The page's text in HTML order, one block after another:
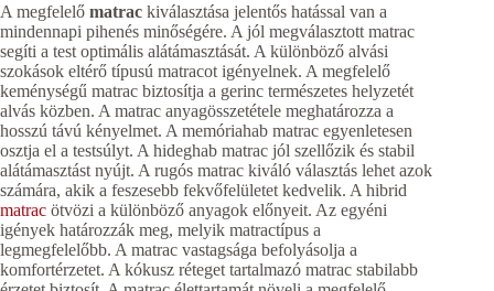
A megfelelő matrac kiválasztása jelentős hatással van a
mindennapi pihenés minőségére. A jól megválasztott matrac
segíti a test optimális alátámasztását. A különböző alvási
szokások eltérő típusú matracot igényelnek. A megfelelő
keménységű matrac biztosítja a gerinc természetes helyzetét
alvás közben. A matrac anyagösszetétele meghatározza a
hosszú távú kényelmet. A memóriahab matrac egyenletesen
osztja el a testsúlyt. A hideghab matrac jól szellőzik és stabil
alátámasztást nyújt. A rugós matrac kiváló választás lehet azok
számára, akik a feszesebb fekvőfelületet kedvelik. A hibrid
matrac ötvözi a különböző anyagok előnyeit. Az egyéni
igények határozzák meg, melyik matractípus a
legmegfelelőbb. A matrac vastagsága befolyásolja a
komfortérzetet. A kókusz réteget tartalmazó matrac stabilabb